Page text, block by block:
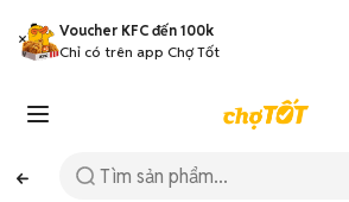
Voucher KFC đến 100k
Chỉ có trên app Chợ Tốt